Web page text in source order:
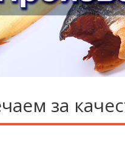
за